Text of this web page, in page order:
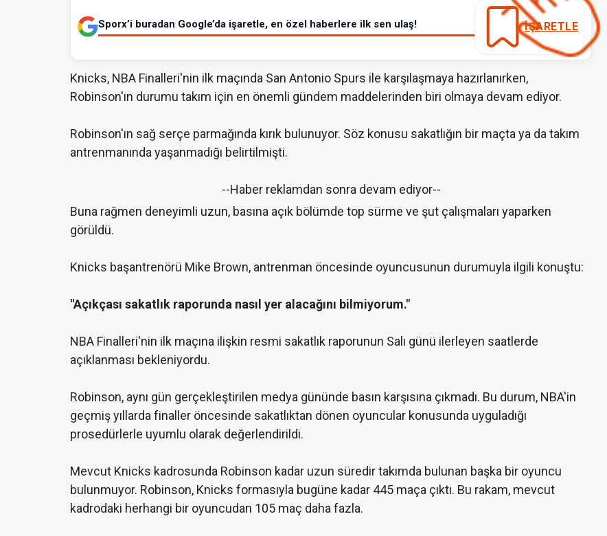
Sporx’i buradan Google’da işaretle, en özel haberlere ilk sen ulaş! İŞARETLE
Knicks, NBA Finalleri'nin ilk maçında San Antonio Spurs ile karşılaşmaya hazırlanırken,
Robinson'ın durumu takım için en önemli gündem maddelerinden biri olmaya devam ediyor.
Robinson'ın sağ serçe parmağında kırık bulunuyor. Söz konusu sakatlığın bir maçta ya da takım
antrenmanında yaşanmadığı belirtilmişti.
--Haber reklamdan sonra devam ediyor--
Buna rağmen deneyimli uzun, basına açık bölümde top sürme ve şut çalışmaları yaparken
görüldü.
Knicks başantrenörü Mike Brown, antrenman öncesinde oyuncusunun durumuyla ilgili konuştu:
"Açıkçası sakatlık raporunda nasıl yer alacağını bilmiyorum."
NBA Finalleri'nin ilk maçına ilişkin resmi sakatlık raporunun Salı günü ilerleyen saatlerde
açıklanması bekleniyordu.
Robinson, aynı gün gerçekleştirilen medya gününde basın karşısına çıkmadı. Bu durum, NBA'in
geçmiş yıllarda finaller öncesinde sakatlıktan dönen oyuncular konusunda uyguladığı
prosedürlerle uyumlu olarak değerlendirildi.
Mevcut Knicks kadrosunda Robinson kadar uzun süredir takımda bulunan başka bir oyuncu
bulunmuyor. Robinson, Knicks formasıyla bugüne kadar 445 maça çıktı. Bu rakam, mevcut
kadrodaki herhangi bir oyuncudan 105 maç daha fazla.